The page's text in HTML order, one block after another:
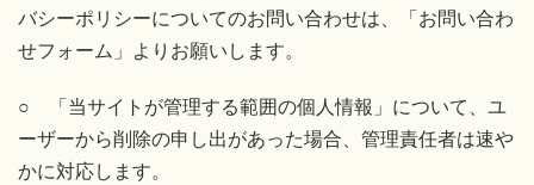
バシーポリシーについてのお問い合わせは、「お問い合わ
せフォーム」よりお願いします。
○ 「当サイトが管理する範囲の個人情報」について、ユ
ーザーから削除の申し出があった場合、管理責任者は速や
かに対応します。